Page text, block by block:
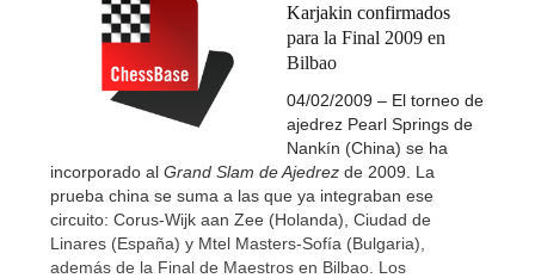
Karjakin confirmados
para la Final 2009 en
Bilbao
04/02/2009 – El torneo de
ajedrez Pearl Springs de
Nankín (China) se ha
incorporado al Grand Slam de Ajedrez de 2009. La
prueba china se suma a las que ya integraban ese
circuito: Corus-Wijk aan Zee (Holanda), Ciudad de
Linares (España) y Mtel Masters-Sofía (Bulgaria),
además de la Final de Maestros en Bilbao. Los